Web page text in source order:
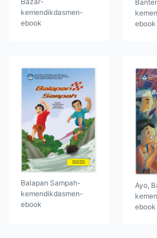
kemendikdasmen-
ebook
ebook
Balapan Sampah-
kemendikdasmen-
ebook
Ayo,
ebook